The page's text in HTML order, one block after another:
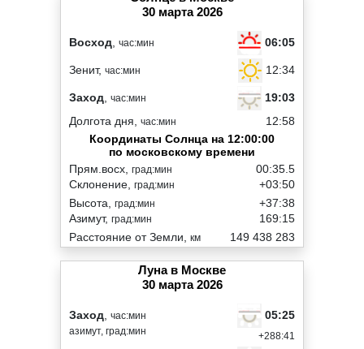
30 марта 2026
Восход час:мин 06:05
Зенит, час:мин 12:34
Заход час:мин
19:03
Долгота дня, час:мин
12:58
Координаты Солнца на 12:00:00
по московскому времени
Прям.восх, град:мин
Склонение, град:мин
00:35.5
+03:50
Высота, град:мин
Азимут, град:мин
+37:38
169:15
Расстояние от Земли, км 149 438 283
Луна в Москве
30 марта 2026
Заход час:мин
азимут, град:мин
05:25
+288:41